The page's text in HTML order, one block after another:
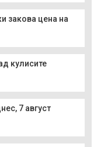
закова цена на
кулисите
7 август